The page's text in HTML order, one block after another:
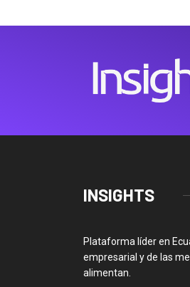
INSIGHTS
Plataforma líder en
empresarial y de las
alimentan.